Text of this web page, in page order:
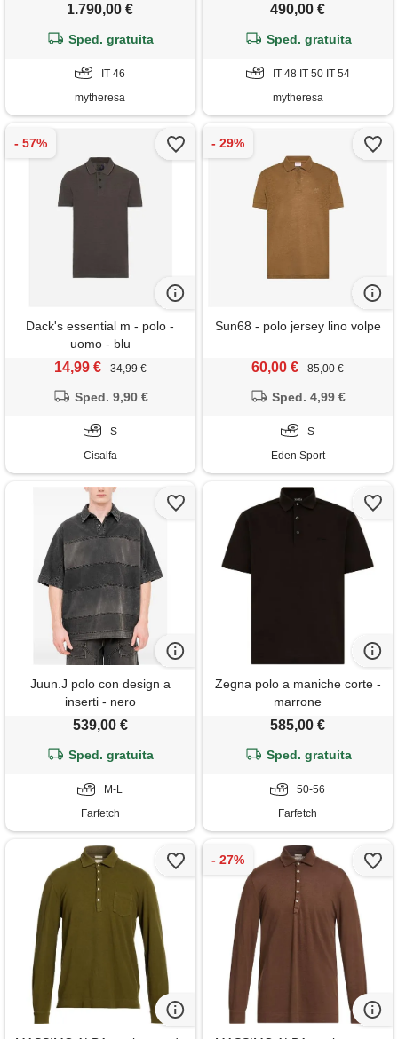
1.790,00 €
Sped. gratuita
IT 46
mytheresa
490,00 €
Sped. gratuita
IT 48 IT 50 IT 54
mytheresa
Dack's essential m - polo -
uomo - blu
14,99 € 34,99 €
Sped. 9,90 €
S
Cisalfa
Sun68 - polo jersey lino volpe
60,00 € 85,00 €
Sped. 4,99 €
S
Eden Sport
Juun.J polo con design a
inserti - nero
539,00 €
Sped. gratuita
M-L
Farfetch
Zegna polo a maniche corte -
marrone
585,00 €
Sped. gratuita
50-56
Farfetch